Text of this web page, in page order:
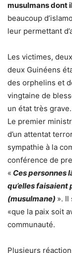
musulmans dont
beaucoup
leur permettant
Les victimes,
deux Guinéens
des orphelins et
vingtaine de
un état très grave.
Le premier
d’un attentat
sympathie à la
conférence de
« Ces personnes
qu’elles
(musulmane) ». Il
«que la paix soit
communauté.
Plusieurs